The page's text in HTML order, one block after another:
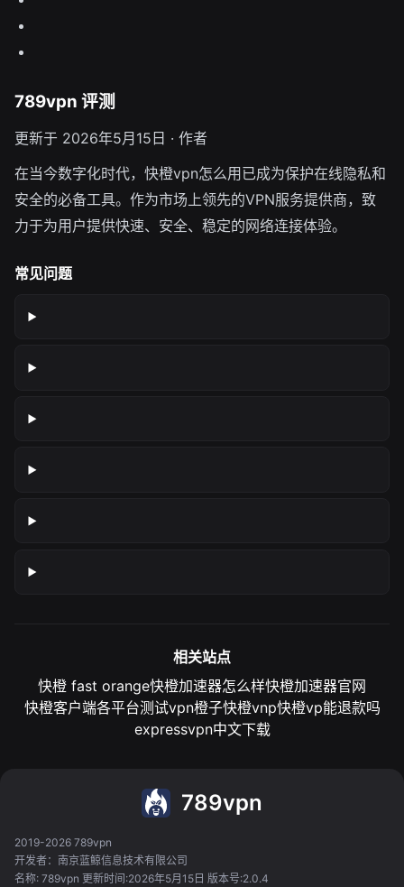
789vpn 评测
更新于 2026年5月15日 · 作者
在当今数字化时代，快橙vpn怎么用已成为保护在线隐私和
安全的必备工具。作为市场上领先的VPN服务提供商，致
力于为用户提供快速、安全、稳定的网络连接体验。
常见问题
相关站点
快橙 fast orange快橙加速器怎么样快橙加速器官网
快橙客户端各平台测试vpn橙子快橙vnp快橙vp能退款吗
expressvpn中文下载
789vpn
2019-2026 789vpn
开发者：南京蓝鲸信息技术有限公司
名称: 789vpn 更新时间:2026年5月15日 版本号:2.0.4